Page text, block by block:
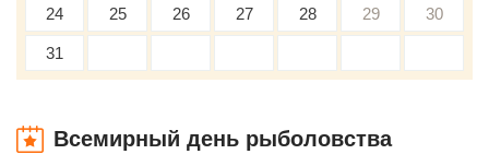
24 25 26 27 28 29 30
31
Всемирный день рыболовства